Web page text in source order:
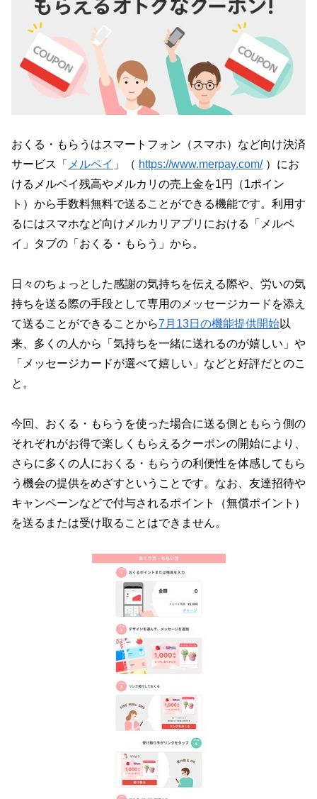
おくる・もらうはスマートフォン（スマホ）など向け決済
サービス「 メルペイ 」（ https://www.merpay.com/）にお
けるメルペイ残高やメルカリの売上金を1円（1ポイン
ト）から手数料無料で送ることができる機能です。利用す
るにはスマホなど向けメルカリアプリにおける「メルペ
イ」タブの「おくる・もらう」から。
日々のちょっとした感謝の気持ちを伝える際や、労いの気
持ちを送る際の手段として専用のメッセージカードを添え
て送ることができることから7月13日の機能提供開始以
来、多くの人から「気持ちを一緒に送れるのが嬉しい」や
「メッセージカードが選べて嬉しい」などと好評だとのこ
と。
今回、おくる・もらうを使った場合に送る側ともらう側の
それぞれがお得で楽しくもらえるクーポンの開始により、
さらに多くの人におくる・もらうの利便性を体感してもら
う機会の提供をめざすということです。なお、友達招待や
キャンペーンなどで付与されるポイント（無償ポイント）
を送るまたは受け取ることはできません。